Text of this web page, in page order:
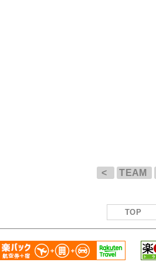
< TEAM
TOP